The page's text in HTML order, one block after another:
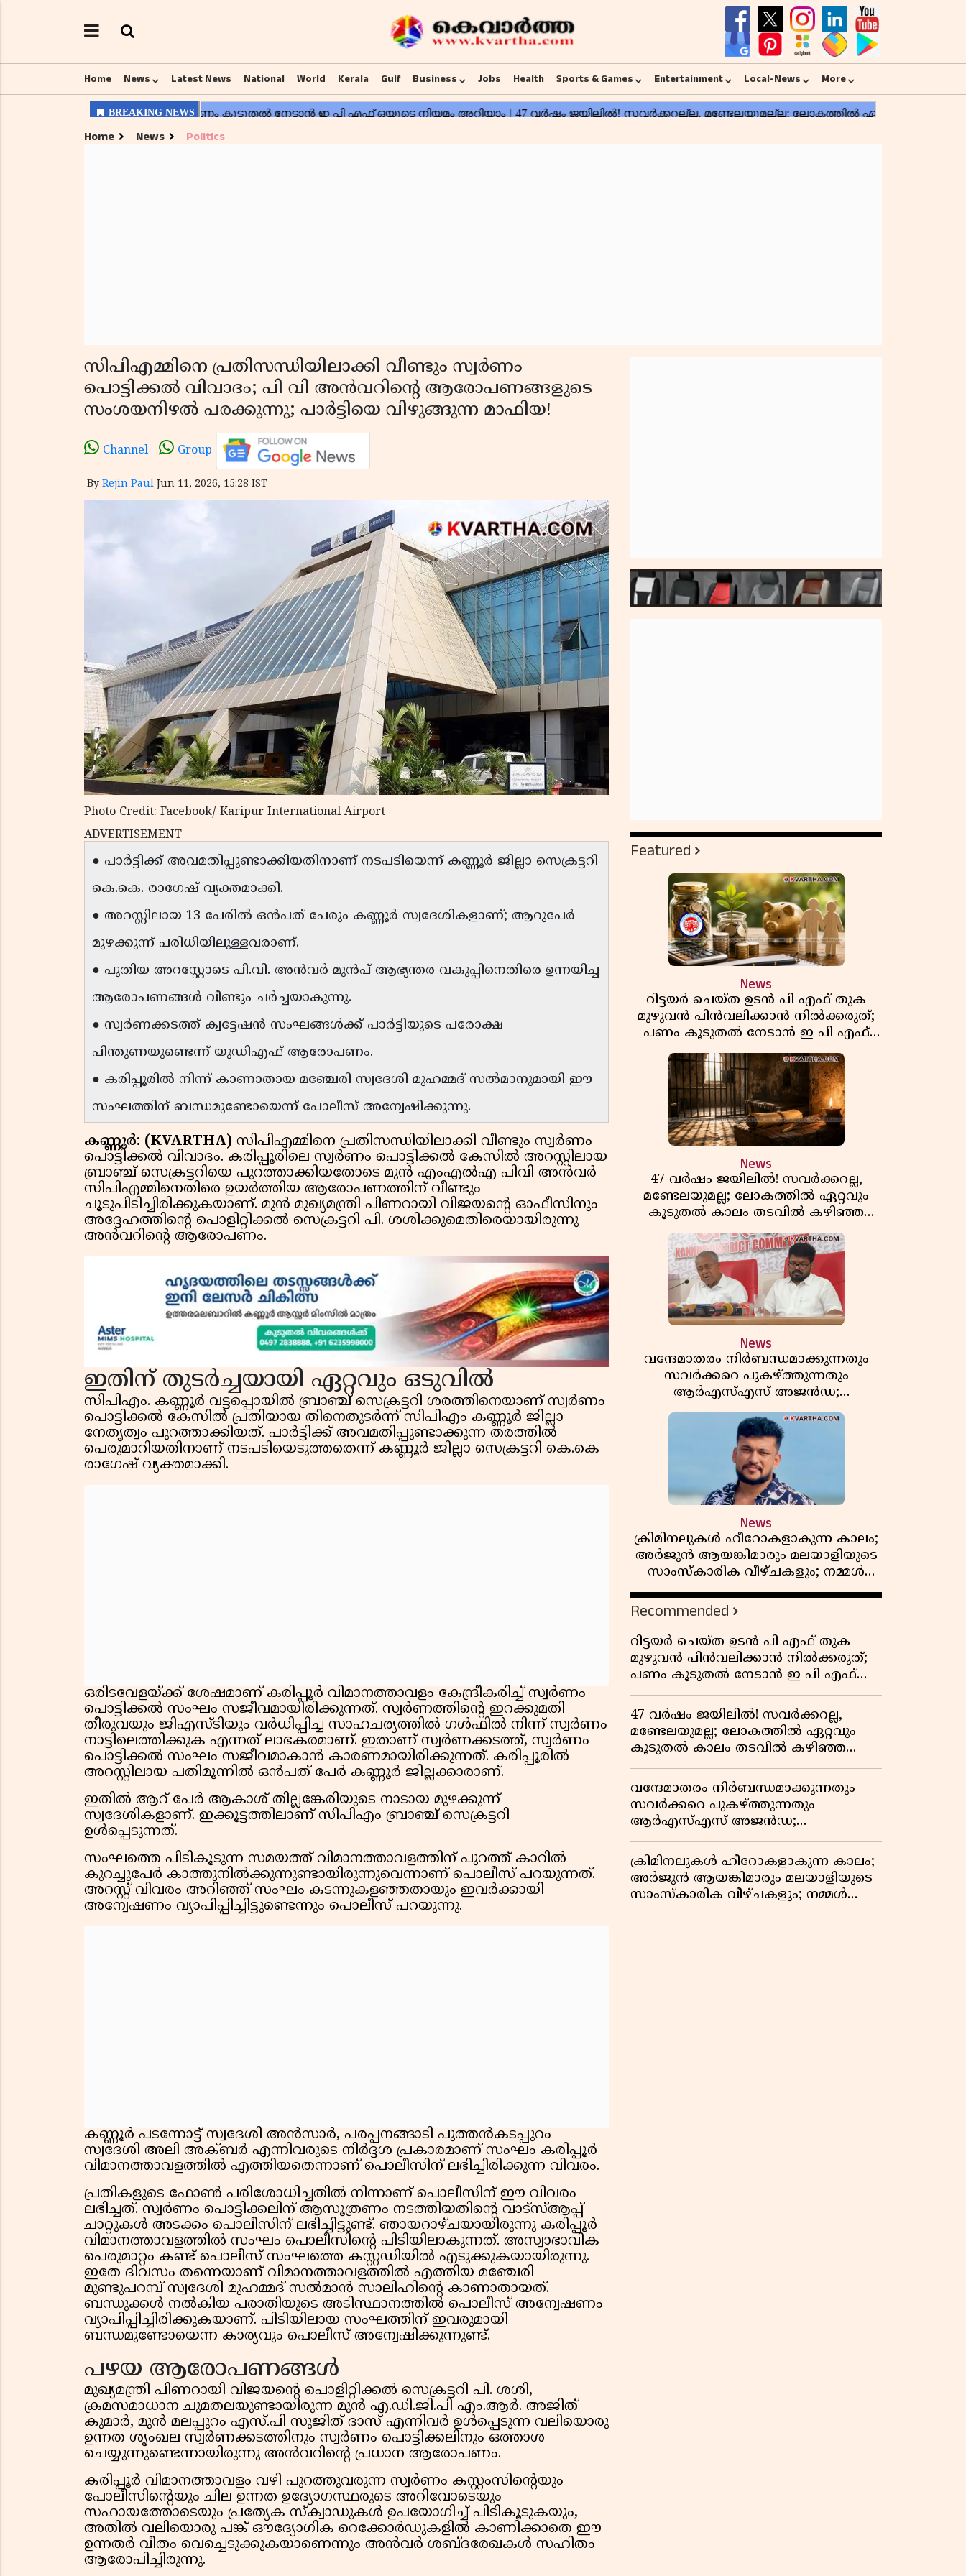
Home News Latest News National World Kerala Gulf Business Jobs Health Sports & Games Entertainment Local-News More
Home News Politics
സിപിഎമ്മിനെ പ്രതിസന്ധിയിലാക്കി വീണ്ടും സ്വർണം
പൊട്ടിക്കൽ വിവാദം; പി വി അൻവറിൻ്റെ ആരോപണങ്ങളുടെ
സംശയനിഴൽ പരക്കുന്നു; പാർട്ടിയെ വിഴുങ്ങുന്ന മാഫിയ!
Channel Group
By Rejin Paul Jun 11, 2026, 15:28 IST
Photo Credit: Facebook/​​​​​​​ Karipur International Airport
ADVERTISEMENT
● പാർട്ടിക്ക് അവമതിപ്പുണ്ടാക്കിയതിനാണ് നടപടിയെന്ന് കണ്ണൂർ ജില്ലാ സെക്രട്ടറി
കെ.കെ. രാഗേഷ് വ്യക്തമാക്കി.
● അറസ്റ്റിലായ 13 പേരിൽ ഒൻപത് പേരും കണ്ണൂർ സ്വദേശികളാണ്; ആറുപേർ
മുഴക്കുന്ന് പരിധിയിലുള്ളവരാണ്.
● പുതിയ അറസ്റ്റോടെ പി.വി. അൻവർ മുൻപ് ആഭ്യന്തര വകുപ്പിനെതിരെ ഉന്നയിച്ച
ആരോപണങ്ങൾ വീണ്ടും ചർച്ചയാകുന്നു.
● സ്വർണക്കടത്ത് ക്വട്ടേഷൻ സംഘങ്ങൾക്ക് പാർട്ടിയുടെ പരോക്ഷ
പിന്തുണയുണ്ടെന്ന് യുഡിഎഫ് ആരോപണം.
● കരിപ്പൂരിൽ നിന്ന് കാണാതായ മഞ്ചേരി സ്വദേശി മുഹമ്മദ് സൽമാനുമായി ഈ
സംഘത്തിന് ബന്ധമുണ്ടോയെന്ന് പോലീസ് അന്വേഷിക്കുന്നു.
കണ്ണൂര്‍: (KVARTHA) സിപിഎമ്മിനെ പ്രതിസന്ധിയിലാക്കി വീണ്ടും സ്വർണം
പൊട്ടിക്കൽ വിവാദം. കരിപ്പൂരിലെ സ്വര്‍ണം പൊട്ടിക്കല്‍ കേസില്‍ അറസ്റ്റിലായ
ബ്രാഞ്ച് സെക്രട്ടറിയെ പുറത്താക്കിയതോടെ മുൻ എംഎൽഎ പിവി അൻവർ
സിപിഎമ്മിനെതിരെ ഉയർത്തിയ ആരോപണത്തിന് വീണ്ടും
ചൂടുപിടിച്ചിരിക്കുകയാണ്. മുൻ മുഖ്യമന്ത്രി പിണറായി വിജയൻ്റെ ഓഫീസിനും
അദ്ദേഹത്തിൻ്റെ പൊളിറ്റിക്കൽ സെക്രട്ടറി പി. ശശിക്കുമെതിരെയായിരുന്നു
അൻവറിൻ്റെ ആരോപണം.
ഇതിന് തുടർച്ചയായി ഏറ്റവും ഒടുവിൽ
സിപിഎം. കണ്ണൂര്‍ വട്ടപ്പൊയില്‍ ബ്രാഞ്ച് സെക്രട്ടറി ശരത്തിനെയാണ് സ്വർണം
പൊട്ടിക്കൽ കേസിൽ പ്രതിയായ തിനെതുടർന്ന് സിപിഎം കണ്ണൂർ ജില്ലാ
നേതൃത്വം പുറത്താക്കിയത്. പാര്‍ട്ടിക്ക് അവമതിപ്പുണ്ടാക്കുന്ന തരത്തില്‍
പെരുമാറിയതിനാണ് നടപടിയെടുത്തതെന്ന് കണ്ണൂര്‍ ജില്ലാ സെക്രട്ടറി കെ.കെ
രാഗേഷ് വ്യക്തമാക്കി.
ഒരിടവേളയ്ക്ക് ശേഷമാണ് കരിപ്പൂര്‍ വിമാനത്താവളം കേന്ദ്രീകരിച്ച് സ്വര്‍ണം
പൊട്ടിക്കല്‍ സംഘം സജീവമായിരിക്കുന്നത്. സ്വര്‍ണത്തിന്റെ ഇറക്കുമതി
തീരുവയും ജിഎസ്ടിയും വര്‍ധിപ്പിച്ച സാഹചര്യത്തില്‍ ഗള്‍ഫില്‍ നിന്ന് സ്വര്‍ണം
നാട്ടിലെത്തിക്കുക എന്നത് ലാഭകരമാണ്. ഇതാണ് സ്വര്‍ണക്കടത്ത്, സ്വര്‍ണം
പൊട്ടിക്കല്‍ സംഘം സജീവമാകാന്‍ കാരണമായിരിക്കുന്നത്. കരിപ്പൂരില്‍
അറസ്റ്റിലായ പതിമൂന്നില്‍ ഒന്‍പത് പേര്‍ കണ്ണൂര്‍ ജില്ലക്കാരാണ്.
ഇതില്‍ ആറ് പേര്‍ ആകാശ് തില്ലങ്കേരിയുടെ നാടായ മുഴക്കുന്ന്
സ്വദേശികളാണ്. ഇക്കൂട്ടത്തിലാണ് സിപിഎം ബ്രാഞ്ച് സെക്രട്ടറി
ഉള്‍പ്പെടുന്നത്.
സംഘത്തെ പിടികൂടുന്ന സമയത്ത് വിമാനത്താവളത്തിന് പുറത്ത് കാറില്‍
കുറച്ചുപേര്‍ കാത്തുനില്‍ക്കുന്നുണ്ടായിരുന്നുവെന്നാണ് പൊലീസ് പറയുന്നത്.
അറസ്റ്റ് വിവരം അറിഞ്ഞ് സംഘം കടന്നുകളഞ്ഞതായും ഇവര്‍ക്കായി
അന്വേഷണം വ്യാപിപ്പിച്ചിട്ടുണ്ടെന്നും പൊലീസ് പറയുന്നു.
കണ്ണൂര്‍ പടന്നോട്ട് സ്വദേശി അന്‍സാര്‍, പരപ്പനങ്ങാടി പുത്തന്‍കടപ്പുറം
സ്വദേശി അലി അക്ബര്‍ എന്നിവരുടെ നിര്‍ദ്ദശ പ്രകാരമാണ് സംഘം കരിപ്പൂര്‍
വിമാനത്താവളത്തില്‍ എത്തിയതെന്നാണ് പൊലീസിന് ലഭിച്ചിരിക്കുന്ന വിവരം.
പ്രതികളുടെ ഫോണ്‍ പരിശോധിച്ചതില്‍ നിന്നാണ് പൊലീസിന് ഈ വിവരം
ലഭിച്ചത്. സ്വര്‍ണം പൊട്ടിക്കലിന് ആസൂത്രണം നടത്തിയതിന്റെ വാട്സ്ആപ്പ്
ചാറ്റുകള്‍ അടക്കം പൊലീസിന് ലഭിച്ചിട്ടുണ്ട്. ഞായറാഴ്ചയായിരുന്നു കരിപ്പൂര്‍
വിമാനത്താവളത്തില്‍ സംഘം പൊലീസിന്റെ പിടിയിലാകുന്നത്. അസ്വാഭാവിക
പെരുമാറ്റം കണ്ട് പൊലീസ് സംഘത്തെ കസ്റ്റഡിയില്‍ എടുക്കുകയായിരുന്നു.
ഇതേ ദിവസം തന്നെയാണ് വിമാനത്താവളത്തില്‍ എത്തിയ മഞ്ചേരി
മുണ്ടുപറമ്പ് സ്വദേശി മുഹമ്മദ് സല്‍മാന്‍ സാലിഹിന്റെ കാണാതായത്.
ബന്ധുക്കള്‍ നല്‍കിയ പരാതിയുടെ അടിസ്ഥാനത്തില്‍ പൊലീസ് അന്വേഷണം
വ്യാപിപ്പിച്ചിരിക്കുകയാണ്. പിടിയിലായ സംഘത്തിന് ഇവരുമായി
ബന്ധമുണ്ടോയെന്ന കാര്യവും പൊലീസ് അന്വേഷിക്കുന്നുണ്ട്.
പഴയ ആരോപണങ്ങൾ
​മുഖ്യമന്ത്രി പിണറായി വിജയന്റെ പൊളിറ്റിക്കൽ സെക്രട്ടറി പി. ശശി,
ക്രമസമാധാന ചുമതലയുണ്ടായിരുന്ന മുൻ എ.ഡി.ജി.പി എം.ആർ. അജിത്
കുമാർ, മുൻ മലപ്പുറം എസ്.പി സുജിത് ദാസ് എന്നിവർ ഉൾപ്പെടുന്ന വലിയൊരു
ഉന്നത ശൃംഖല സ്വർണക്കടത്തിനും സ്വർണം പൊട്ടിക്കലിനും ഒത്താശ
ചെയ്യുന്നുണ്ടെന്നായിരുന്നു അൻവറിന്റെ പ്രധാന ആരോപണം.
കരിപ്പൂർ വിമാനത്താവളം വഴി പുറത്തുവരുന്ന സ്വർണം കസ്റ്റംസിന്റെയും
പോലീസിന്റെയും ചില ഉന്നത ഉദ്യോഗസ്ഥരുടെ അറിവോടെയും
സഹായത്തോടെയും പ്രത്യേക സ്ക്വാഡുകൾ ഉപയോഗിച്ച് പിടികൂടുകയും,
അതിൽ വലിയൊരു പങ്ക് ഔദ്യോഗിക റെക്കോർഡുകളിൽ കാണിക്കാതെ ഈ
ഉന്നതർ വീതം വെച്ചെടുക്കുകയാണെന്നും അൻവർ ശബ്ദരേഖകൾ സഹിതം
ആരോപിച്ചിരുന്നു.
Featured
News
റിട്ടയർ ചെയ്ത ഉടൻ പി എഫ് തുക
മുഴുവൻ പിൻവലിക്കാൻ നിൽക്കരുത്;
പണം കൂടുതൽ നേടാൻ ഇ പി എഫ്
ഒയുടെ നിയമം അറിയാം
News
47 വർഷം ജയിലിൽ! സവർക്കറല്ല,
മണ്ടേലയുമല്ല; ലോകത്തിൽ ഏറ്റവും
കൂടുതൽ കാലം തടവിൽ കഴിഞ്ഞ
രാഷ്ട്രീയ തടവുകാരൻ ഇദ്ദേഹം! ഒരു
ഇന്ത്യൻ സ്വാതന്ത്ര്യസമര സേനാനിയുടെ
വേറിട്ട കഥ
News
വന്ദേമാതരം നിർബന്ധമാക്കുന്നതും
സവർക്കറെ പുകഴ്ത്തുന്നതും
ആർഎസ്എസ് അജൻഡ;
സർക്കാരിനെതിരെ പിണറായി വിജയൻ
News
ക്രിമിനലുകൾ ഹീറോകളാകുന്ന കാലം;
അർജുൻ ആയങ്കിമാരും മലയാളിയുടെ
സാംസ്കാരിക വീഴ്ചകളും; നമ്മൾ
എങ്ങോട്ടാണ് പോകുന്നത്
Recommended
റിട്ടയർ ചെയ്ത ഉടൻ പി എഫ് തുക
മുഴുവൻ പിൻവലിക്കാൻ നിൽക്കരുത്;
പണം കൂടുതൽ നേടാൻ ഇ പി എഫ്
ഒയുടെ നിയമം അറിയാം
47 വർഷം ജയിലിൽ! സവർക്കറല്ല,
മണ്ടേലയുമല്ല; ലോകത്തിൽ ഏറ്റവും
കൂടുതൽ കാലം തടവിൽ കഴിഞ്ഞ
രാഷ്ട്രീയ തടവുകാരൻ ഇദ്ദേഹം! ഒരു
ഇന്ത്യൻ സ്വാതന്ത്ര്യസമര സേനാനിയുടെ
വേറിട്ട കഥ
വന്ദേമാതരം നിർബന്ധമാക്കുന്നതും
സവർക്കറെ പുകഴ്ത്തുന്നതും
ആർഎസ്എസ് അജൻഡ;
സർക്കാരിനെതിരെ പിണറായി വിജയൻ
ക്രിമിനലുകൾ ഹീറോകളാകുന്ന കാലം;
അർജുൻ ആയങ്കിമാരും മലയാളിയുടെ
സാംസ്കാരിക വീഴ്ചകളും; നമ്മൾ
എങ്ങോട്ടാണ് പോകുന്നത്